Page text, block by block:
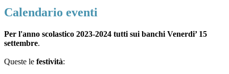
Calendario eventi
Per l'anno scolastico 2023-2024 tutti sui banchi Venerdi’ 15
settembre.
Queste le festività: